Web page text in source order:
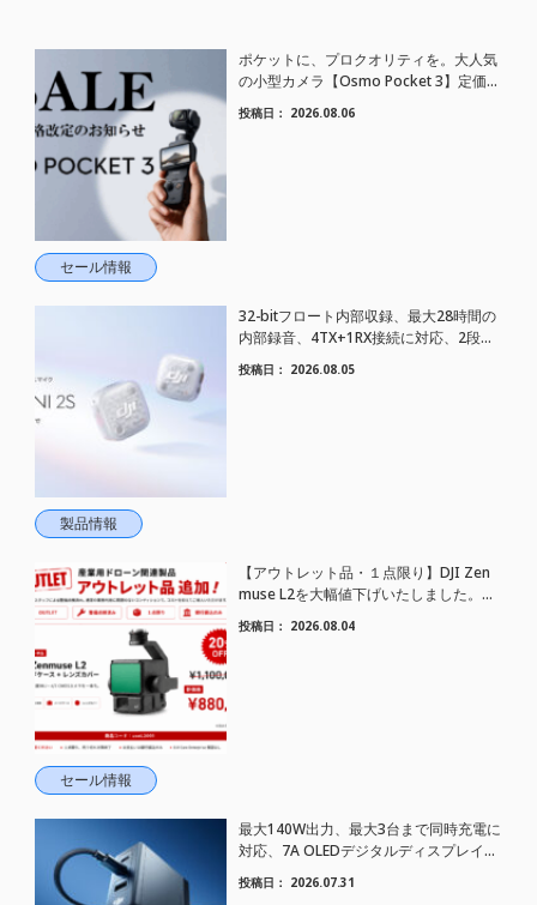
セール情報
ポケットに、プロクオリティを。大人気
の小型カメラ【Osmo Pocket 3】定価が
さらにお値下げされました！
投稿日： 2026.08.06
製品情報
32-bitフロート内部収録、最大28時間の
内部録音、4TX+1RX接続に対応、2段階
AIノイズキャンセリング搭載｜コンパク
トワイヤレスマイク DJI Mic Mini 2S 登場
投稿日： 2026.08.05
セール情報
【アウトレット品・１点限り】DJI Zen
muse L2を大幅値下げいたしました。｜
HELICAM STORE
投稿日： 2026.08.04
最大140W出力、最大3台まで同時充電に
対応、7A OLEDデジタルディスプレイケ
ーブル対応、GaN技術搭載｜コンパクト
急速充電器 DJI Power 140W GaN 充電
投稿日： 2026.07.31